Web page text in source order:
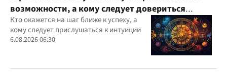
возможности, а кому следует довериться
интуиции
Кто окажется на шаг ближе к успеху, а
кому следует прислушаться к интуиции
6.08.2026 06:30